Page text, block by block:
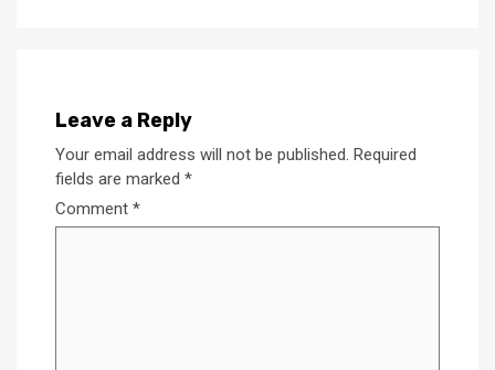
Leave a Reply
Your email address will not be published. Required
fields are marked *
Comment *